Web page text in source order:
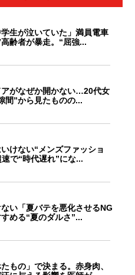
学生が泣いていた」満員電車
齢者が暴走。“屈強...
がなぜか開かない…20代女
間”から見たものの...
いけない“メンズファッショ
で“時代遅れ”にな...
い「夏バテを悪化させるNG
める“夏のダルさ”...
もの」で決まる。赤身肉、